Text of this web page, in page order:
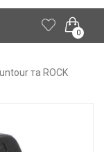
0
та ROCK